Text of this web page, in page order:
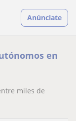
Anúnciate
en
miles de